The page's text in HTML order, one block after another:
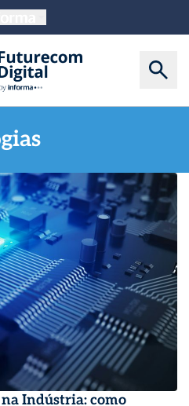
Indústria: como